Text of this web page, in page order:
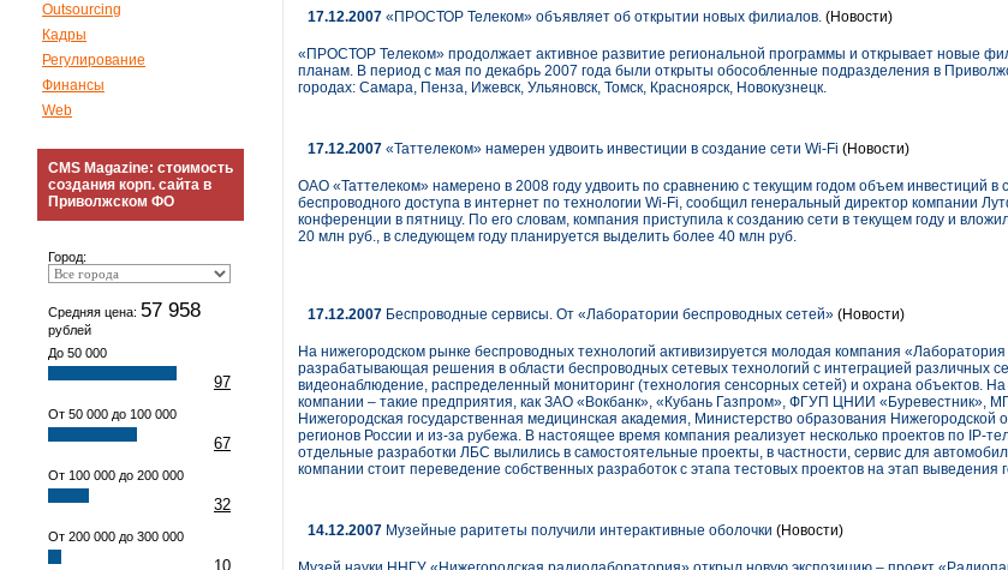
Outsourcing
Кадры
Регулирование
Финансы
Web
CMS Magazine: стоимость
создания корп. сайта в
Приволжском ФО
Город:
Средняя цена: 57 958
рублей
До 50 000
97
От 50 000 до 100 000
67
От 100 000 до 200 000
32
От 200 000 до 300 000
10
17.12.2007 «ПРОСТОР Телеком» объявляет об открытии новых филиалов. (Новости)
«ПРОСТОР Телеком» продолжает активное развитие региональной программы и открывает новые
планам. В период с мая по декабрь 2007 года были открыты обособленные подразделения в
городах: Самара, Пенза, Ижевск, Ульяновск, Томск, Красноярск, Новокузнецк.
17.12.2007 «Таттелеком» намерен удвоить инвестиции в создание сети Wi-Fi (Новости)
ОАО «Таттелеком» намерено в 2008 году удвоить по сравнению с текущим годом объем инвестиций в
беспроводного доступа в интернет по технологии Wi-Fi, сообщил генеральный директор компании
конференции в пятницу. По его словам, компания приступила к созданию сети в текущем году и
20 млн руб., в следующем году планируется выделить более 40 млн руб.
17.12.2007 Беспроводные сервисы. От «Лаборатории беспроводных сетей» (Новости)
На нижегородском рынке беспроводных технологий активизируется молодая компания
разрабатывающая решения в области беспроводных сетевых технологий с интеграцией различных
видеонаблюдение, распределенный мониторинг (технология сенсорных сетей) и охрана объектов.
компании – такие предприятия, как ЗАО «Вокбанк», «Кубань Газпром», ФГУП ЦНИИ «Буревестник»,
Нижегородская государственная медицинская академия, Министерство образования Нижегородской
регионов России и из-за рубежа. В настоящее время компания реализует несколько проектов по IP-
отдельные разработки ЛБС вылились в самостоятельные проекты, в частности, сервис для
компании стоит переведение собственных разработок с этапа тестовых проектов на этап выведения
14.12.2007 Музейные раритеты получили интерактивные оболочки (Новости)